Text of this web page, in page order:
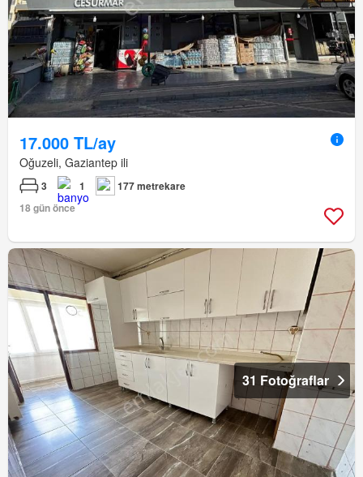
17.000 TL/ay
Oğuzeli, Gaziantep ili
3 1
177 metrekare
18 gün önce
31 Fotoğraflar